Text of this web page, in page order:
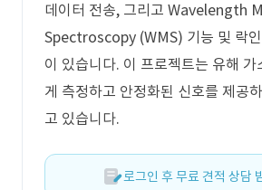
데이터 전송, 그리고 Wavelength
Spectroscopy (WMS) 기능 및 락
이 있습니다. 이 프로젝트는 유해
게 측정하고 안정화된 신호를 제공
고 있습니다.
로그인 후 무료 견적 상담